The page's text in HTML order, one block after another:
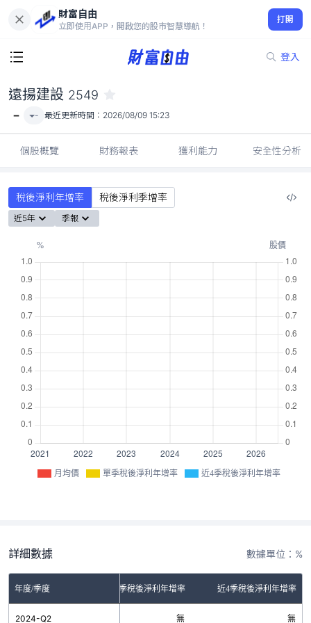
財富自由
立即使用APP，開啟您的股市智慧導航！
打開
登入
-
遠揚建設 2549
- - 最近更新時間： 2026/08/09 15:23
個股概覽 財務報表 獲利能力 安全性分析
稅後淨利年增率 稅後淨利季增率
近5年 季報
月均價 單季稅後淨利年增率 近4季稅後淨利年增率
詳細數據 數據單位：%
年度/季度 單季稅後淨利年增率 近4季稅後淨利年增率
2024-Q2 無 無